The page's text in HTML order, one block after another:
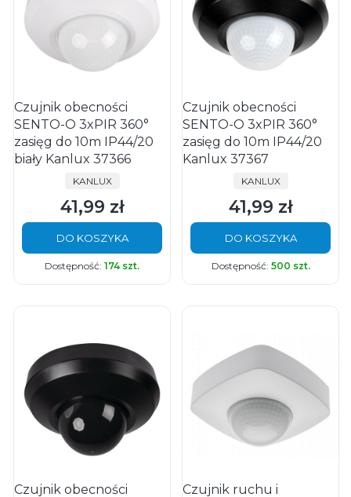
Czujnik obecności
SENTO-O 3xPIR 360°
zasięg do 10m IP44/20
biały Kanlux 37366
PRODUCENT
KANLUX
Cena
41,99 zł
DO KOSZYKA
Dostępność: 174 szt.
Czujnik obecności
SENTO-O 3xPIR 360°
zasięg do 10m IP44/20
Kanlux 37367
PRODUCENT
KANLUX
Cena
41,99 zł
DO KOSZYKA
Dostępność: 500 szt.
Czujnik obecności Czujnik ruchu i